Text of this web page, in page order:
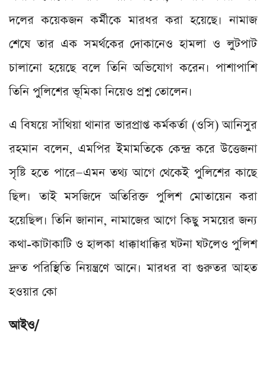
দলের কয়েকজন কর্মীকে মারধর করা হয়েছে। নামাজ
শেষে তার এক সমর্থকের দোকানেও হামলা ও লুটপাট
চালানো হয়েছে বলে তিনি অভিযোগ করেন। পাশাপাশি
তিনি পুলিশের ভূমিকা নিয়েও প্রশ্ন তোলেন।
এ বিষয়ে সাঁথিয়া থানার ভারপ্রাপ্ত কর্মকর্তা (ওসি) আনিসুর
রহমান বলেন, এমপির ইমামতিকে কেন্দ্র করে উত্তেজনা
সৃষ্টি হতে পারে—এমন তথ্য আগে থেকেই পুলিশের কাছে
ছিল। তাই মসজিদে অতিরিক্ত পুলিশ মোতায়েন করা
হয়েছিল। তিনি জানান, নামাজের আগে কিছু সময়ের জন্য
কথা-কাটাকাটি ও হালকা ধাক্কাধাক্কির ঘটনা ঘটলেও পুলিশ
দ্রুত পরিস্থিতি নিয়ন্ত্রণে আনে। মারধর বা গুরুতর আহত
হওয়ার কো
আইও/